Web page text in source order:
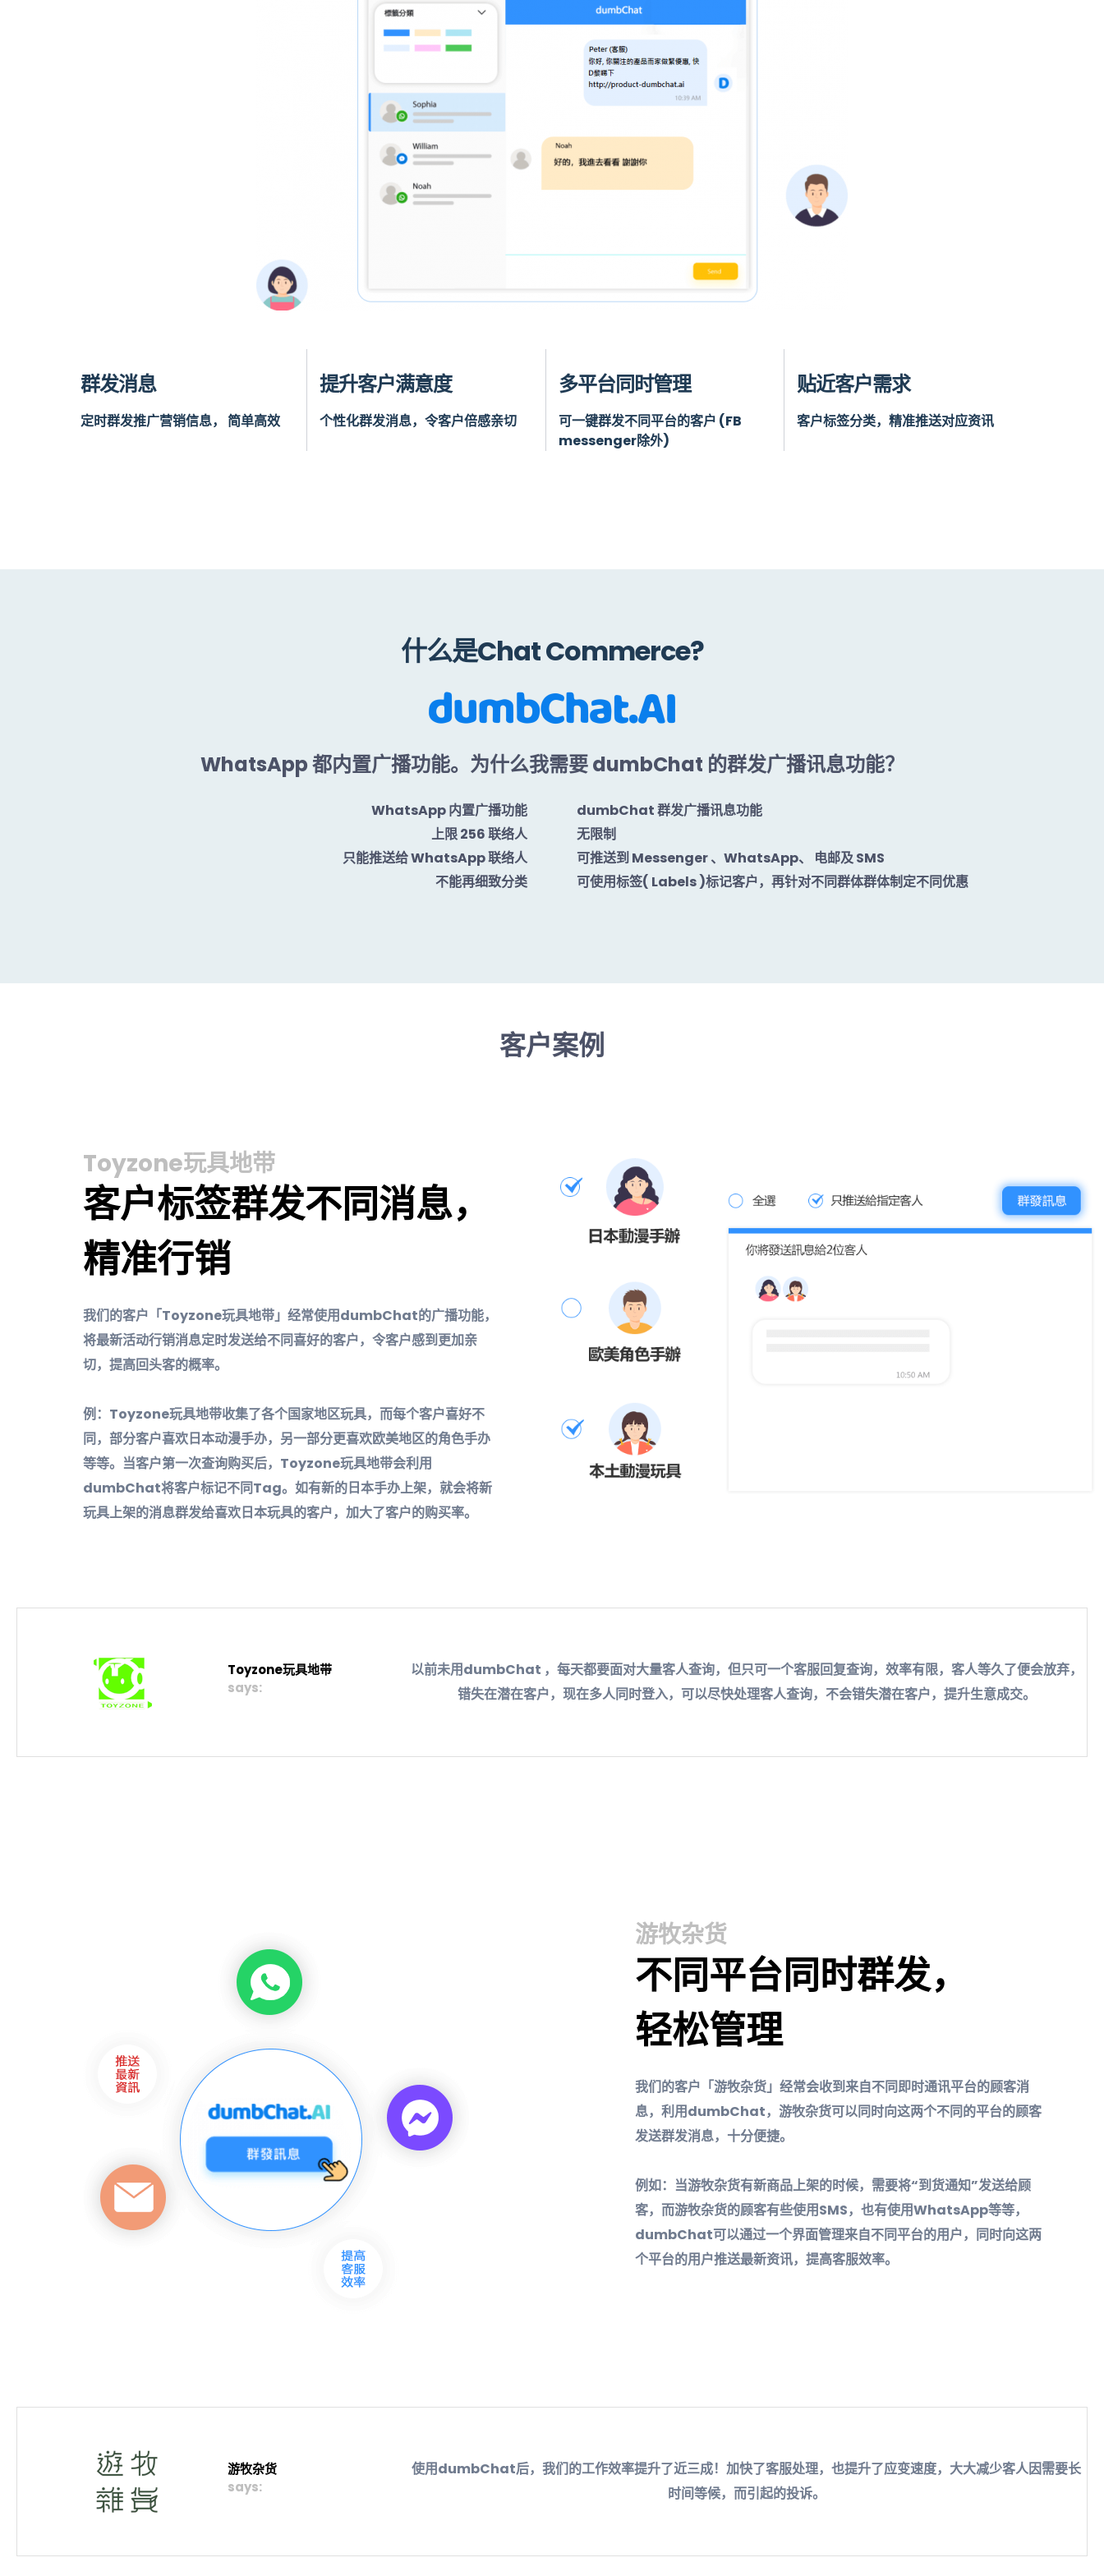
群发消息
定时群发推广营销信息， 简单高效
提升客户满意度
个性化群发消息，令客户倍感亲切
多平台同时管理
可一键群发不同平台的客户 (FB
messenger除外)
贴近客户需求
客户标签分类，精准推送对应资讯
什么是Chat Commerce?
WhatsApp 都内置广播功能。为什么我需要 dumbChat 的群发广播讯息功能？
WhatsApp 内置广播功能
上限 256 联络人
只能推送给 WhatsApp 联络人
不能再细致分类
dumbChat 群发广播讯息功能
无限制
可推送到 Messenger 、WhatsApp、 电邮及 SMS
可使用标签( Labels )标记客户，再针对不同群体群体制定不同优惠
客户案例
Toyzone玩具地带
客户标签群发不同消息，
精准行销
我们的客户「Toyzone玩具地带」经常使用dumbChat的广播功能，
将最新活动行销消息定时发送给不同喜好的客户，令客户感到更加亲
切，提高回头客的概率。
例：Toyzone玩具地带收集了各个国家地区玩具，而每个客户喜好不
同，部分客户喜欢日本动漫手办，另一部分更喜欢欧美地区的角色手办
等等。当客户第一次查询购买后，Toyzone玩具地带会利用
dumbChat将客户标记不同Tag。如有新的日本手办上架，就会将新
玩具上架的消息群发给喜欢日本玩具的客户，加大了客户的购买率。
Toyzone玩具地带
says:
以前未用dumbChat ，每天都要面对大量客人查询，但只可一个客服回复查询，效率有限，客人等久了便会放弃，
错失在潜在客户，现在多人同时登入，可以尽快处理客人查询，不会错失潜在客户，提升生意成交。
游牧杂货
不同平台同时群发，
轻松管理
我们的客户「游牧杂货」经常会收到来自不同即时通讯平台的顾客消
息，利用dumbChat，游牧杂货可以同时向这两个不同的平台的顾客
发送群发消息，十分便捷。
例如：当游牧杂货有新商品上架的时候，需要将“到货通知”发送给顾
客，而游牧杂货的顾客有些使用SMS，也有使用WhatsApp等等，
dumbChat可以通过一个界面管理来自不同平台的用户，同时向这两
个平台的用户推送最新资讯，提高客服效率。
游牧杂货
says:
使用dumbChat后，我们的工作效率提升了近三成！加快了客服处理，也提升了应变速度，大大减少客人因需要长
时间等候，而引起的投诉。